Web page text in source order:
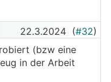
22.3.2024 (#32)
(bzw eine
in der Arbeit